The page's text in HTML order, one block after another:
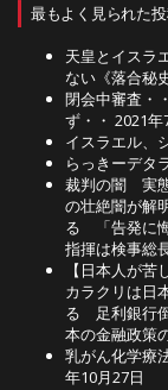
最もよく見られた
天皇とイスラ
ない《落合秘
閉会中審査・
ず・・ 2021年
イスラエル、
らっきーデタ
裁判の闇 実
の壮絶闇が解
る 「告発に
指揮は検事総
【日本人が
カラクリは日
る 足利銀行
本の金融政策
乳がん化学療
年10月27日